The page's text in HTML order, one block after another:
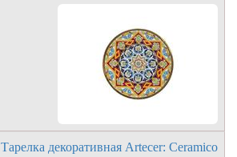
Тарелка декоративная Artecer: Ceramico